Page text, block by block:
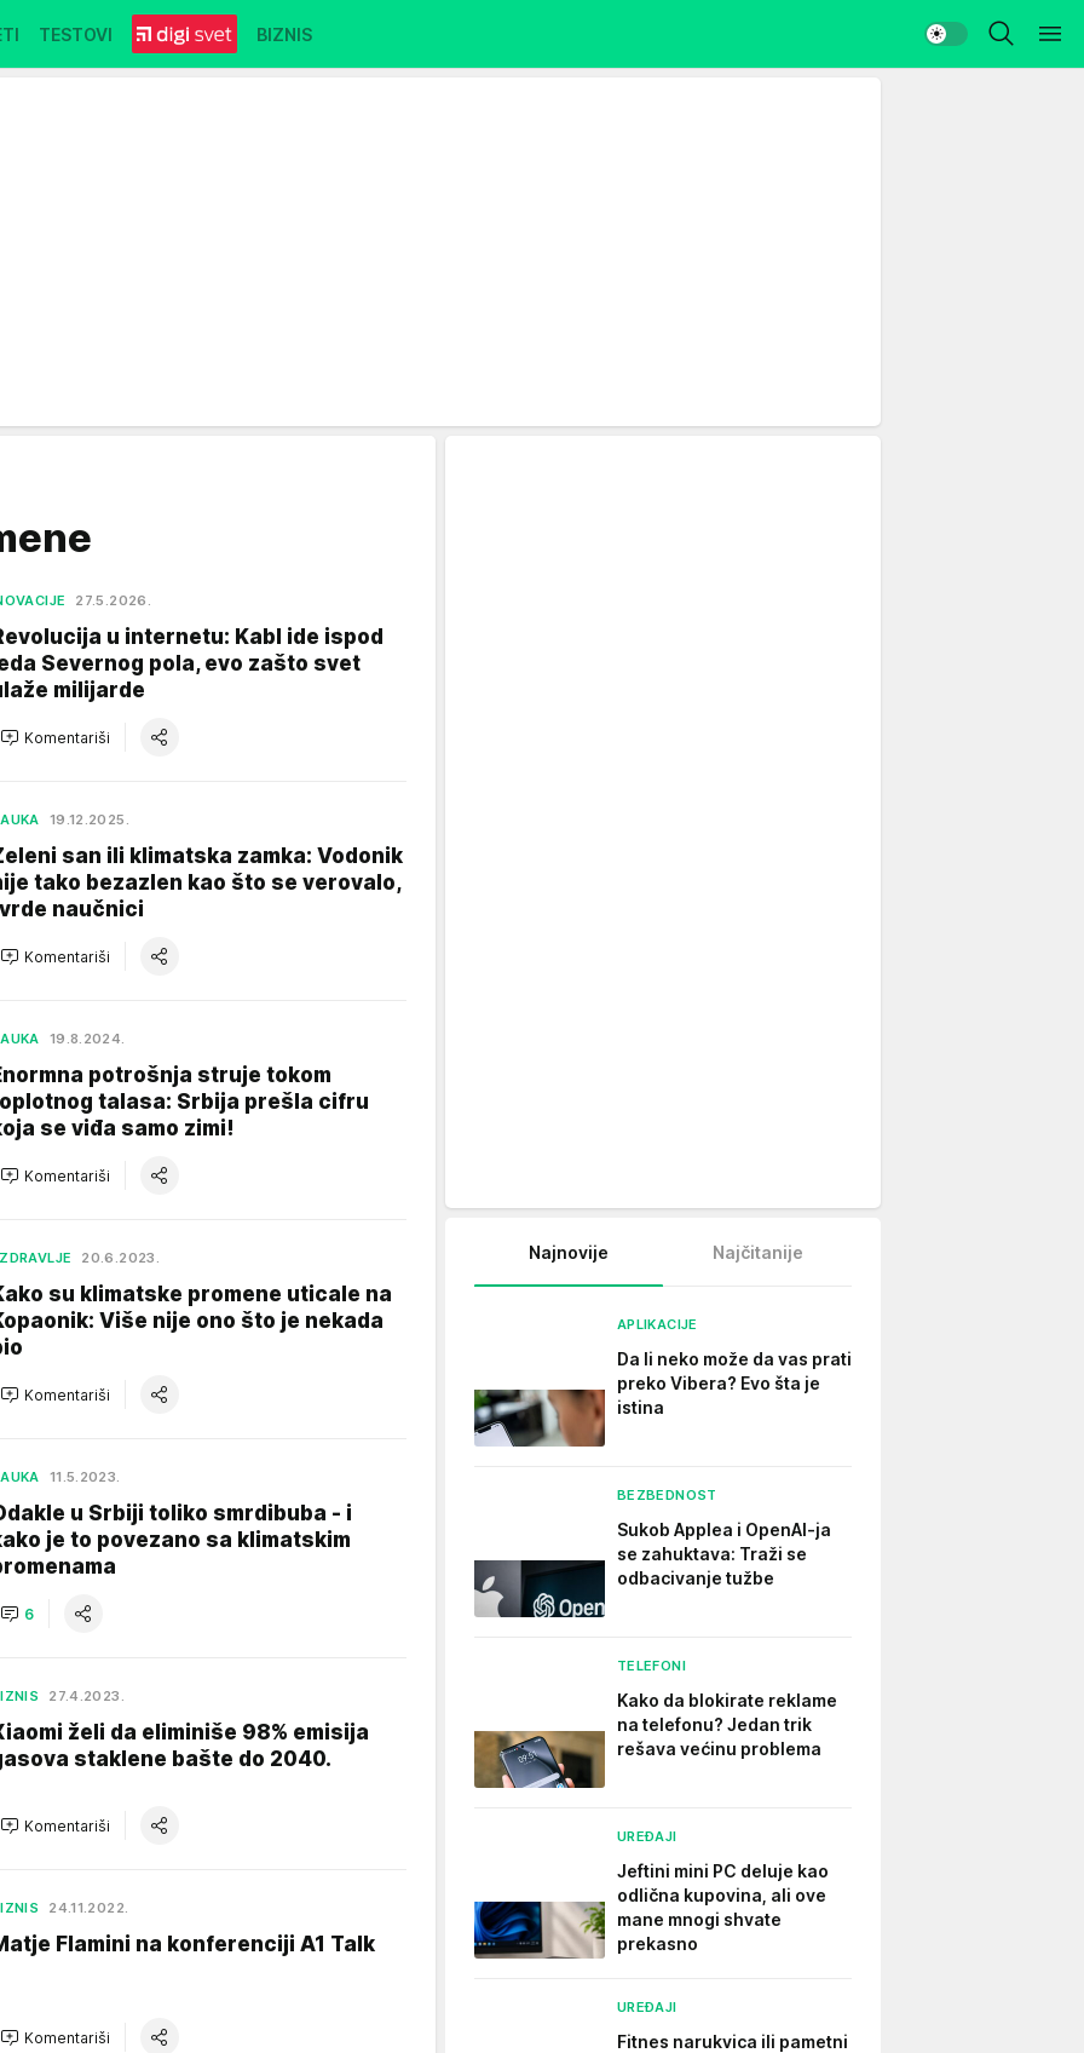
TESTOVI BIZNIS
27.5.2026.
u internetu: Kabl ide ispod
Severnog pola, evo zašto svet
milijarde
Komentariši
19.12.2025.
san ili klimatska zamka: Vodonik
tako bezazlen kao što se verovalo,
naučnici
Komentariši
19.8.2024.
potrošnja struje tokom
talasa: Srbija prešla cifru
se viđa samo zimi!
Komentariši
20.6.2023.
su klimatske promene uticale na
Više nije ono što je nekada
Komentariši
11.5.2023.
u Srbiji toliko smrdibuba - i
je to povezano sa klimatskim
6
27.4.2023.
želi da eliminiše 98% emisija
staklene bašte do 2040.
Komentariši
24.11.2022.
Flamini na konferenciji A1 Talk
Komentariši
Najnovije Najčitanije
APLIKACIJE
Da li neko može da vas prati
preko Vibera? Evo šta je
istina
BEZBEDNOST
Sukob Applea i OpenAI-ja
se zahuktava: Traži se
odbacivanje tužbe
TELEFONI
Kako da blokirate reklame
na telefonu​? Jedan trik
rešava većinu problema
UREĐAJI
Jeftini mini PC deluje kao
odlična kupovina, ali ove
mane mnogi shvate
prekasno
UREĐAJI
Fitnes narukvica ili pametni